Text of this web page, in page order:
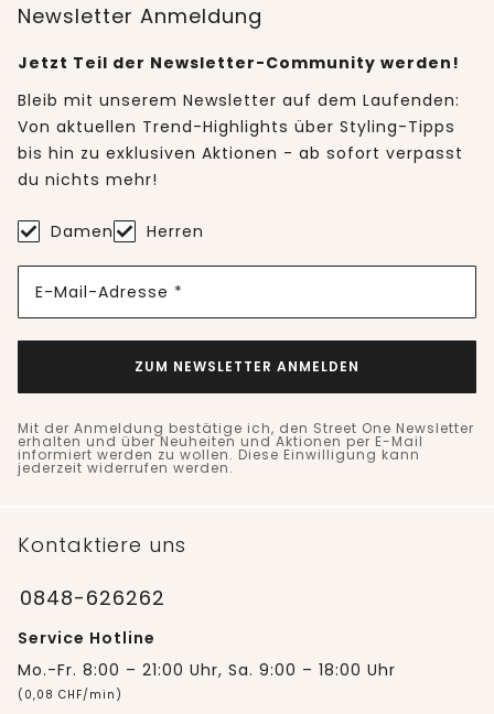
Newsletter Anmeldung
Jetzt Teil der Newsletter-Community werden!
Bleib mit unserem Newsletter auf dem Laufenden:
Von aktuellen Trend-Highlights über Styling-Tipps
bis hin zu exklusiven Aktionen - ab sofort verpasst
du nichts mehr!
Damen Herren
E-Mail-Adresse *
ZUM NEWSLETTER ANMELDEN
Mit der Anmeldung bestätige ich, den Street One Newsletter
erhalten und über Neuheiten und Aktionen per E-Mail
informiert werden zu wollen. Diese Einwilligung kann
jederzeit widerrufen werden.
Kontaktiere uns
0848-626262
Service Hotline
Mo.-Fr. 8:00 – 21:00 Uhr, Sa. 9:00 – 18:00 Uhr
(0,08 CHF/min)